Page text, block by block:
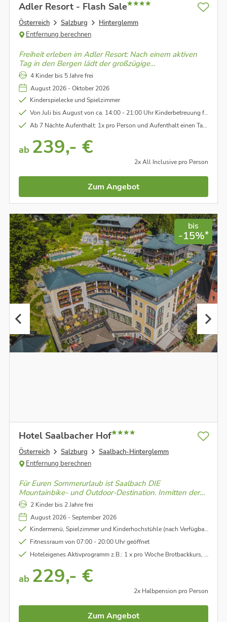
Adler Resort - Flash Sale
Österreich Salzburg
Hinterglemm
Entfernung berechnen
Freiheit erleben im Adler Resort: Nach einem aktiven
Tag in den Bergen lädt der großzügige
Wellnessbereich zum Abschalten ein – mit einem
beheizten Pool und dem wohl schönsten
Panoramablick ins Tal.
4 Kinder bis 5 Jahre frei
August 2026 - Oktober 2026
Kinderspielecke und Spielzimmer
Von Juli bis August von ca. 14:00 - 21:00 Uhr Kinderbetreuung für Kinder ab 3 Jahre
Ab 7 Nächte Aufenthalt: 1x pro Person und Aufenthalt einen Tag E-Bike Verleih im Wert von ca. € 50,00 inklusive
ab 239,- €
2x All Inclusive pro Person
Zum Angebot
bis
-15%*
Hotel Saalbacher Hof
Österreich Salzburg
Saalbach-Hinterglemm
Entfernung berechnen
Für Euren Sommerurlaub ist Saalbach DIE
Mountainbike- und Outdoor-Destination. Inmitten der
sattgrünen Pinzgauer Grasberge erwartet Euch auf den
Gipfeln ein Panorama, das in seiner Schönheit nicht zu
übertreffen ist.
2 Kinder bis 2 Jahre frei
August 2026 - September 2026
Kindermenü, Spielzimmer und Kinderhochstühle (nach Verfügbarkeit)
Fitnessraum von 07:00 - 20:00 Uhr geöffnet
Hoteleigenes Aktivprogramm z.B.: 1 x pro Woche Brotbackkurs, 1 x pro Woche Wildkräutersalzherstellung, 1 x pro Woche geführte Biketour, 1 x pro Woche Crew & Guest Run, 1 x pro Woche Yoga u.v.m. (lt. Aushang vor Ort)
ab 229,- €
2x Halbpension pro Person
Zum Angebot